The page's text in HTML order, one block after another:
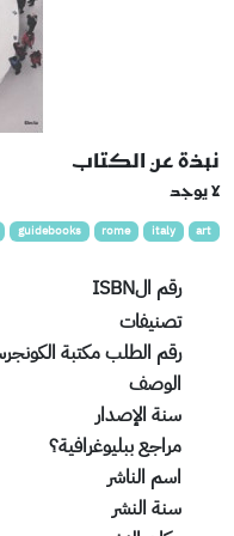
نبذة عن الكتاب
لا يوجد
art
italy
rome
guidebooks
رقم الISBN
تصنيفات
رقم الطلب مكتبة
الوصف
سنة الإصدار
مراجع ببليوغرافية؟
اسم الناشر
سنة النشر